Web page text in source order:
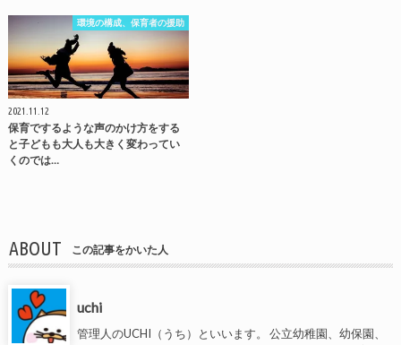
環境の構成、保育者の援助
2021.11.12
保育でするような声のかけ方をする
と子どもも大人も大きく変わってい
くのでは…
ABOUT この記事をかいた人
uchi
管理人のUCHI（うち）といいます。 公立幼稚園、幼保園、